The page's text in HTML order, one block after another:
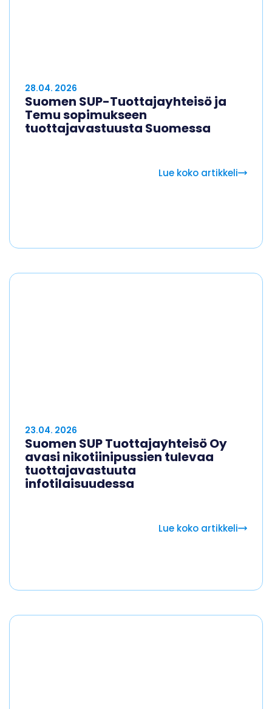
28.04. 2026
Suomen SUP-Tuottajayhteisö ja
Temu sopimukseen
tuottajavastuusta Suomessa
Lue koko artikkeli
23.04. 2026
Suomen SUP Tuottajayhteisö Oy
avasi nikotiinipussien tulevaa
tuottajavastuuta
infotilaisuudessa
Lue koko artikkeli